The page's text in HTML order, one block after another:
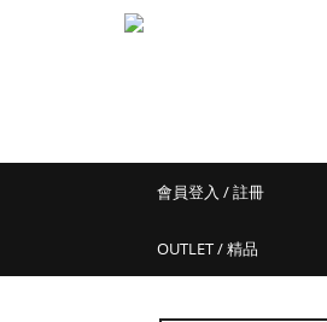
會員登入 / 註冊
OUTLET / 精品